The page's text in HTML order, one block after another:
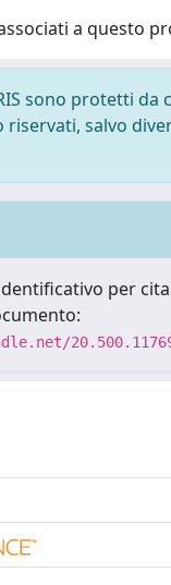
a questo
sono protetti da
salvo
per